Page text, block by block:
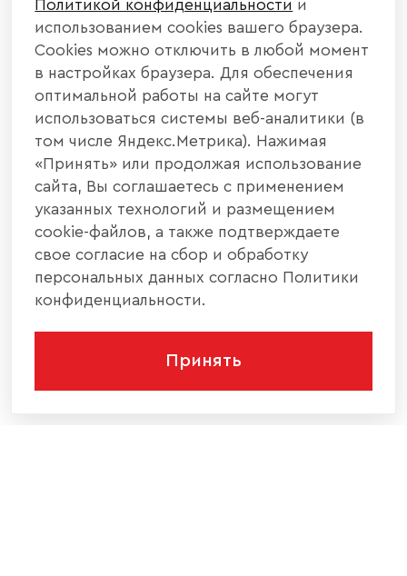
Политикой конфиденциальности и
использованием cookies вашего браузера.
Cookies можно отключить в любой момент
в настройках браузера. Для обеспечения
оптимальной работы на сайте могут
использоваться системы веб-аналитики (в
том числе Яндекс.Метрика). Нажимая
«Принять» или продолжая использование
сайта, Вы соглашаетесь с применением
указанных технологий и размещением
cookie-файлов, а также подтверждаете
свое согласие на сбор и обработку
персональных данных согласно Политики
конфиденциальности.
Принять